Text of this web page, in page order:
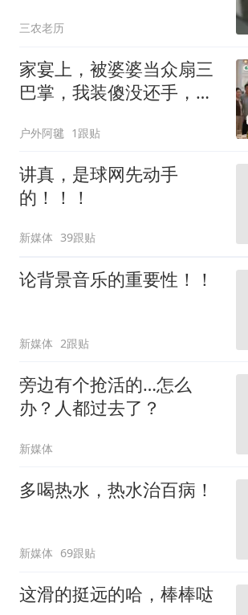
三农老历
家宴上，被婆婆当众扇三
巴掌，我装傻没还手，悄
夫全家10人被新户主请出
家门
户外阿毽 1跟贴
讲真，是球网先动手
的！！！
新媒体 39跟贴
论背景音乐的重要性！！
新媒体 2跟贴
旁边有个抢活的…怎么
办？人都过去了？
新媒体
多喝热水，热水治百病！
新媒体 69跟贴
这滑的挺远的哈，棒棒哒